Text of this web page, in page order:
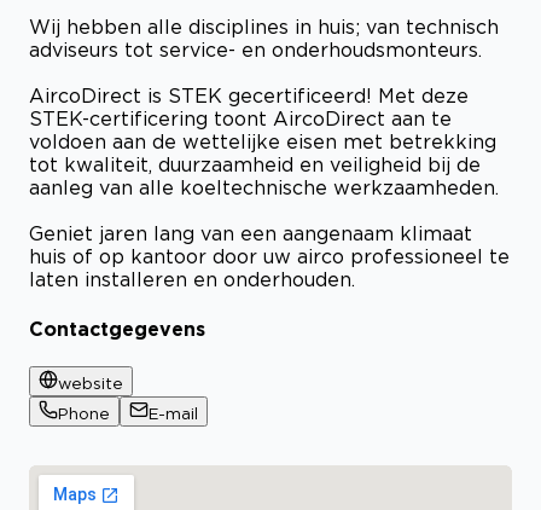
Wij hebben alle disciplines in huis; van technisch
adviseurs tot service- en onderhoudsmonteurs.
AircoDirect is STEK gecertificeerd! Met deze
STEK-certificering toont AircoDirect aan te
voldoen aan de wettelijke eisen met betrekking
tot kwaliteit, duurzaamheid en veiligheid bij de
aanleg van alle koeltechnische werkzaamheden.
Geniet jaren lang van een aangenaam klimaat
huis of op kantoor door uw airco professioneel te
laten installeren en onderhouden.
Contactgegevens
website
Phone
E-mail